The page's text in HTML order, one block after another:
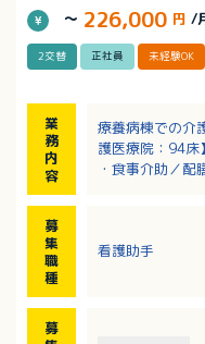
～ 226,000 円 /
2交替 正社員 未経験OK
業
務
内
容
療養病棟での介
護医療院：94床】
・食事介助／配
・体位変換／移
募
集
職
種
看護助手
募